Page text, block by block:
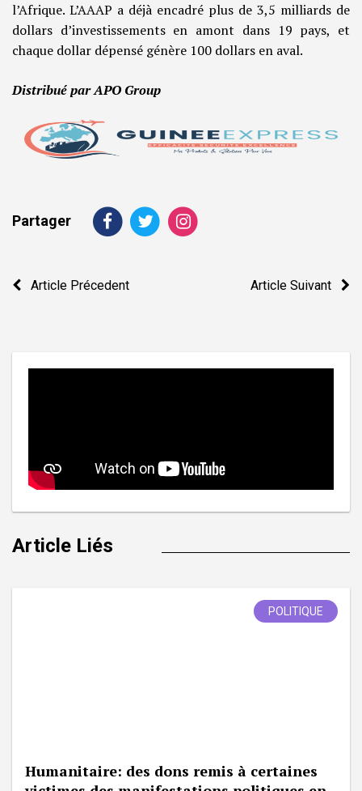
l’Afrique. L’AAAP a déjà encadré plus de 3,5 milliards de
dollars d’investissements en amont dans 19 pays, et
chaque dollar dépensé génère 100 dollars en aval.
Distribué par APO Group
Partager
Navigation
Article Précedent Article Suivant
Article Liés
POLITIQUE
Humanitaire: des dons remis à certaines